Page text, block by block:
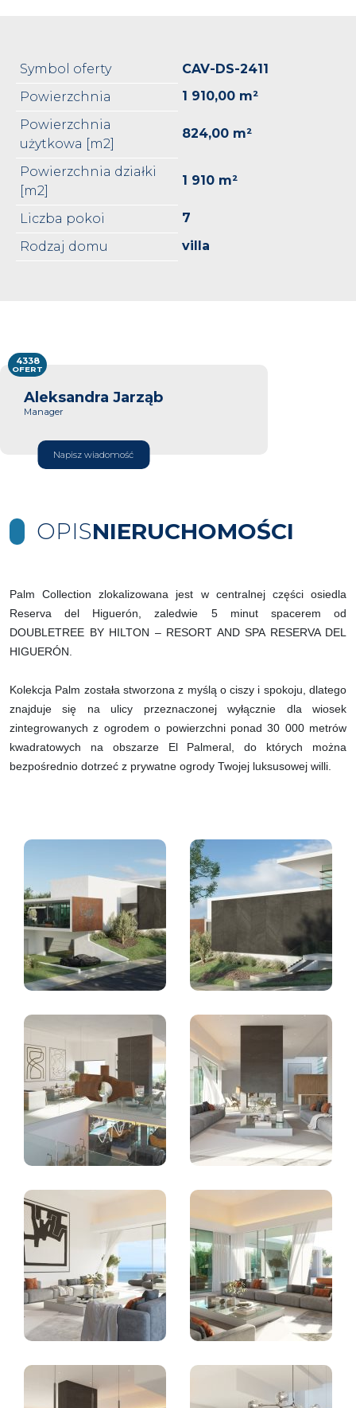
Symbol oferty
CAV-DS-2411
Powierzchnia
1 910,00 m²
Powierzchnia
użytkowa [m2]
824,00 m²
Powierzchnia działki
[m2]
1 910 m²
Liczba pokoi
7
Rodzaj domu
villa
Aleksandra Jarząb
Manager
Napisz wiadomość
4338
OFERT
OPISNIERUCHOMOŚCI
Palm Collection zlokalizowana jest w centralnej części osiedla
Reserva del Higuerón, zaledwie 5 minut spacerem od
DOUBLETREE BY HILTON – RESORT AND SPA RESERVA DEL
HIGUERÓN.
Kolekcja Palm została stworzona z myślą o ciszy i spokoju, dlatego
znajduje się na ulicy przeznaczonej wyłącznie dla wiosek
zintegrowanych z ogrodem o powierzchni ponad 30 000 metrów
kwadratowych na obszarze El Palmeral, do których można
bezpośrednio dotrzeć z prywatne ogrody Twojej luksusowej willi.